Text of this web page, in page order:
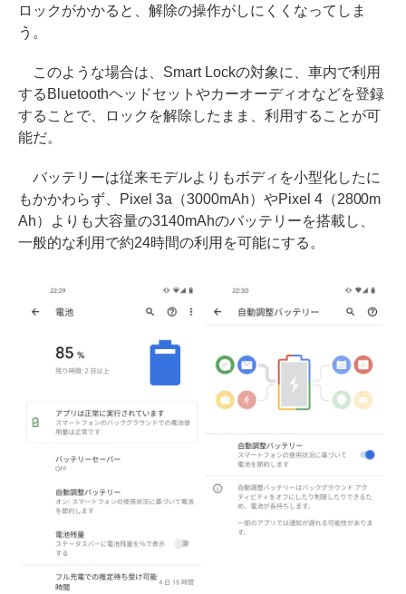
ロックがかかると、解除の操作がしにくくなってしま
う。
このような場合は、Smart Lockの対象に、車内で利用
するBluetoothヘッドセットやカーオーディオなどを登録
することで、ロックを解除したまま、利用することが可
能だ。
バッテリーは従来モデルよりもボディを小型化したに
もかかわらず、Pixel 3a（3000mAh）やPixel 4（2800m
Ah）よりも大容量の3140mAhのバッテリーを搭載し、
一般的な利用で約24時間の利用を可能にする。